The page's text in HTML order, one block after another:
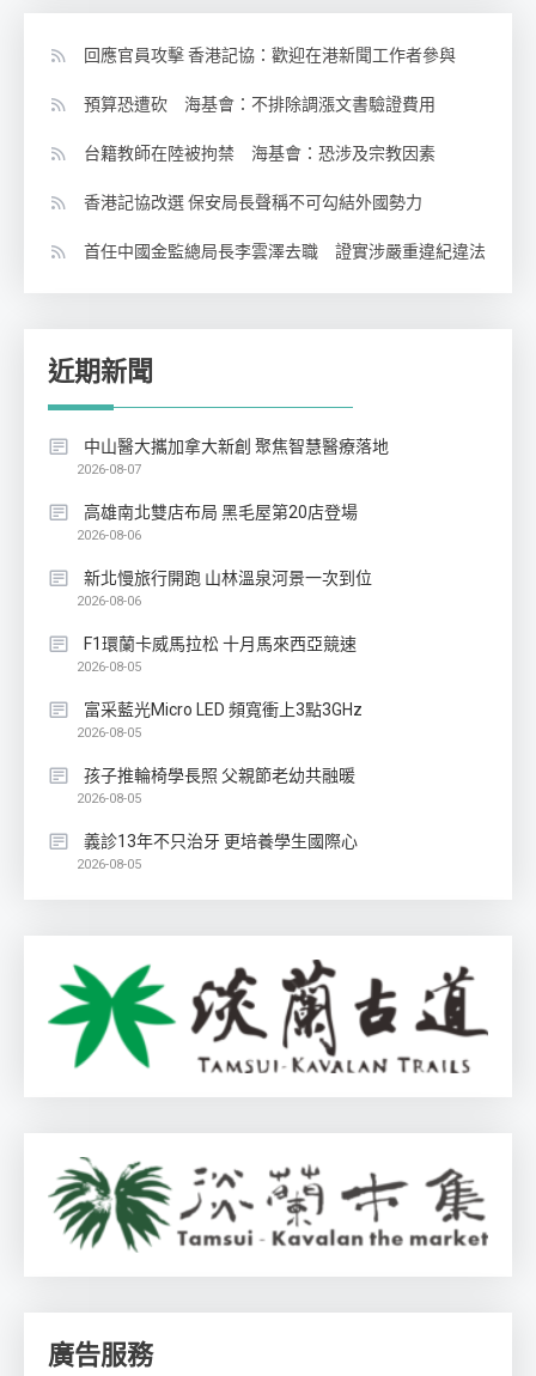
回應官員攻擊 香港記協：歡迎在港新聞工作者參與
預算恐遭砍 海基會：不排除調漲文書驗證費用
台籍教師在陸被拘禁 海基會：恐涉及宗教因素
香港記協改選 保安局長聲稱不可勾結外國勢力
首任中國金監總局長李雲澤去職 證實涉嚴重違紀違法
近期新聞
中山醫大攜加拿大新創 聚焦智慧醫療落地
2026-08-07
高雄南北雙店布局 黑毛屋第20店登場
2026-08-06
新北慢旅行開跑 山林溫泉河景一次到位
2026-08-06
F1環蘭卡威馬拉松 十月馬來西亞競速
2026-08-05
富采藍光Micro LED 頻寬衝上3點3GHz
2026-08-05
孩子推輪椅學長照 父親節老幼共融暖
2026-08-05
義診13年不只治牙 更培養學生國際心
2026-08-05
廣告服務